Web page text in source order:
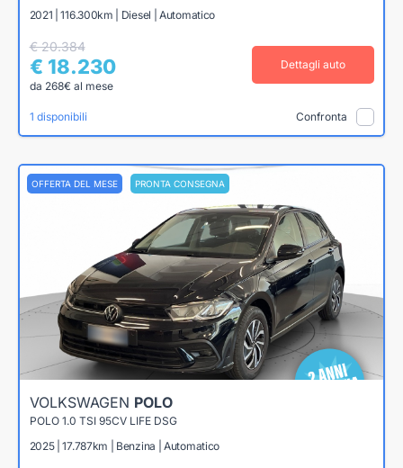
2021 | 116.300km | Diesel | Automatico
€ 20.384
€ 18.230
da 268€ al mese
Dettagli auto
1 disponibili Confronta
OFFERTA DEL MESE PRONTA CONSEGNA
VOLKSWAGEN POLO
POLO 1.0 TSI 95CV LIFE DSG
2025 | 17.787km | Benzina | Automatico